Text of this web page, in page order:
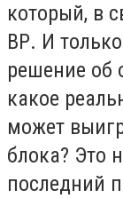
который, в
ВР. И
решение об
какое
может
блока? Это
последний